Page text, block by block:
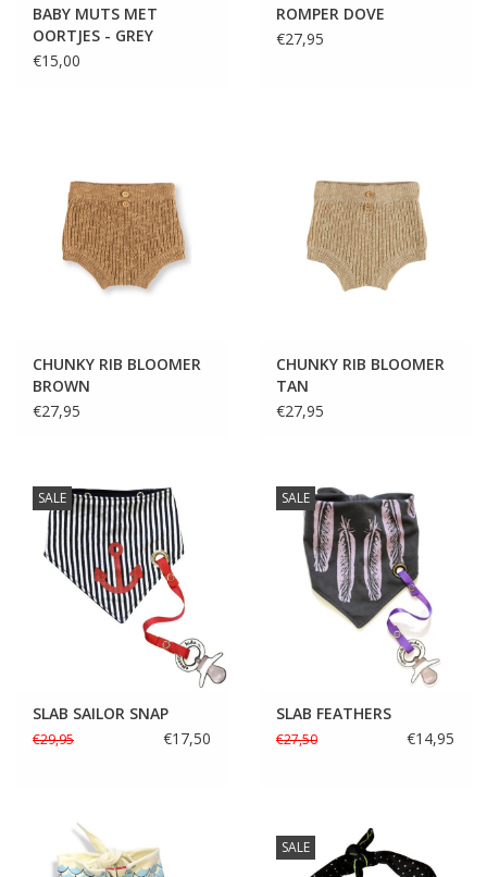
BABY MUTS MET
OORTJES - GREY
€15,00
ROMPER DOVE
€27,95
CHUNKY RIB BLOOMER
BROWN
€27,95
CHUNKY RIB BLOOMER
TAN
€27,95
SALE
SLAB SAILOR SNAP
€29,95 €17,50
SALE
SLAB FEATHERS
€27,50 €14,95
SALE